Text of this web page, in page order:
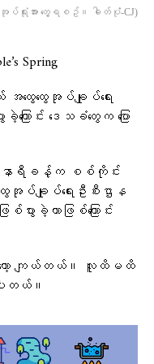
ပ်ရုံးအား တွေ့ရစဥ်။ ဓါတ်ပုံံ-CJ)
Spring
ထွေထွေအုပ်ချုပ်ရေး
ြောင်း ဒေသခံတွေက ပြော
ာရီခန့်က စစ်ကိုင်း
ျုပ်ရေးဦးစီးဌာန
းခဲ့တာဖြစ်ကြောင်း
ော့ ကျယ်တယ်။ လူထိမထိ
ါတယ်။